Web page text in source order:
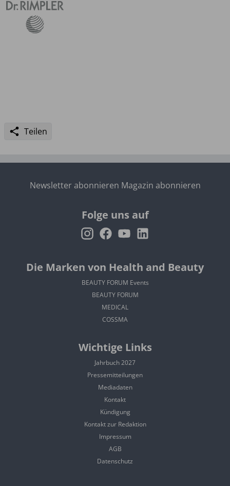
Teilen
Newsletter abonnieren Magazin abonnieren
Folge uns auf
Die Marken von Health and Beauty
BEAUTY FORUM Events
BEAUTY FORUM
MEDICAL
COSSMA
Wichtige Links
Jahrbuch 2027
Pressemitteilungen
Mediadaten
Kontakt
Kündigung
Kontakt zur Redaktion
Impressum
AGB
Datenschutz